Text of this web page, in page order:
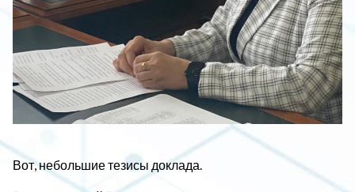
Вот, небольшие тезисы доклада.